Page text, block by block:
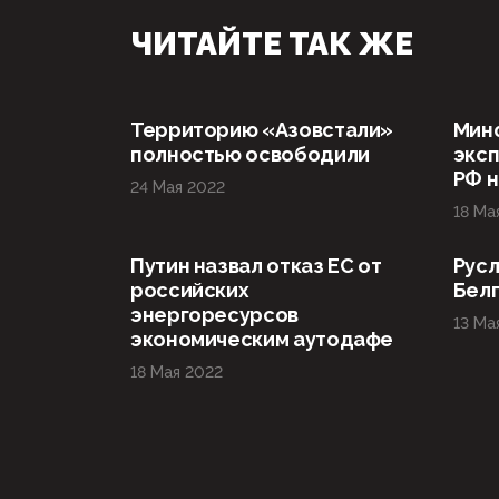
ЧИТАЙТЕ ТАК ЖЕ
Территорию «Азовстали»
полностью освободили
24 Мая 2022
РФ
18
Путин назвал отказ ЕС от
российских
энергоресурсов
экономическим аутодафе
18 Мая 2022
13